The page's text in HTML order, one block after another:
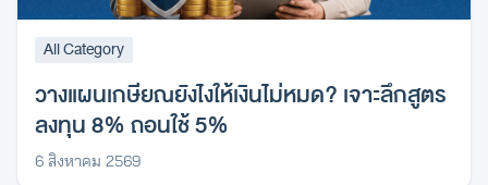
All Category
วางแผนเกษียณยังไงให้เงินไม่หมด? เจาะลึกสูตร
ลงทุน 8% ถอนใช้ 5%
6 สิงหาคม 2569